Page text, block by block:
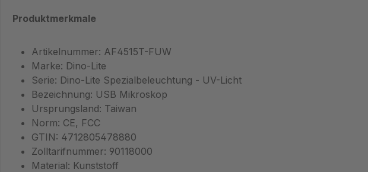
Produktmerkmale
Artikelnummer: AF4515T-FUW
Marke: Dino-Lite
Serie: Dino-Lite Spezialbeleuchtung - UV-Licht
Bezeichnung: USB Mikroskop
Ursprungsland: Taiwan
Norm: CE, FCC
GTIN: 4712805478880
Zolltarifnummer: 90118000
Material: Kunststoff